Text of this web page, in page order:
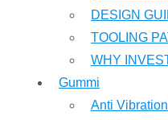
DESIGN
TOOLING
WHY
Gummi
Anti